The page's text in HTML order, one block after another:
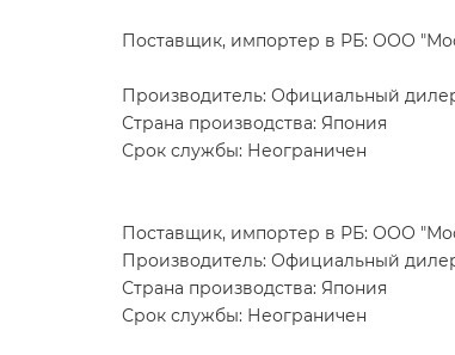
Поставщик, импортер в РБ: ООО
Производитель: Официальный
Страна производства: Япония
Срок службы: Неограничен
Поставщик, импортер в РБ: ООО
Производитель: Официальный
Страна производства: Япония
Срок службы: Неограничен